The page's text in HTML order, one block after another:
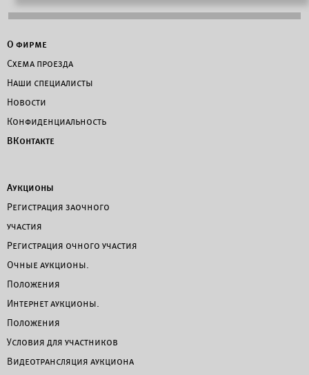
О фирме
Схема проезда
Наши специалисты
Новости
Конфиденциальность
ВКонтакте
Аукционы
Регистрация заочного
участия
Регистрация очного участия
Очные аукционы.
Положения
Интернет аукционы.
Положения
Условия для участников
Видеотрансляция аукциона